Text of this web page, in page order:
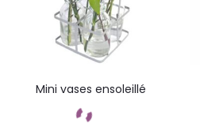
Mini vases ensoleillé